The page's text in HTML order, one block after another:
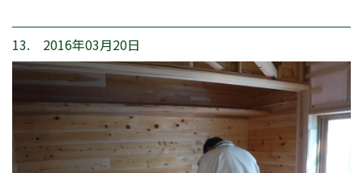
13. 2016年03月20日